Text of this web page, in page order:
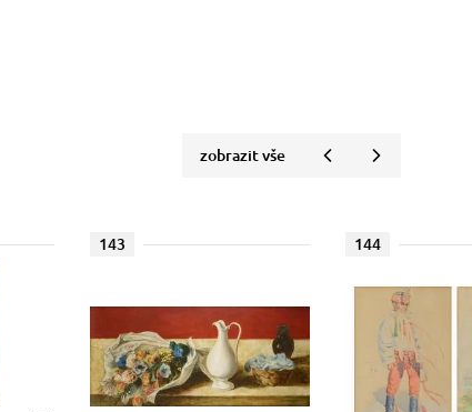
zobrazit vše
143 144